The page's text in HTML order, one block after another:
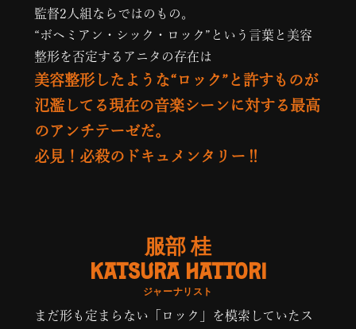
監督2人組ならではのもの。
“ボヘミアン・シック・ロック”という言葉と美容
整形を否定するアニタの存在は
美容整形したような“ロック”と許すものが
氾濫してる現在の音楽シーンに対する最高
のアンチテーゼだ。
必見！必殺のドキュメンタリー‼
服部 桂
KATSURA HATTORI
ジャーナリスト
まだ形も定まらない「ロック」を模索していたス